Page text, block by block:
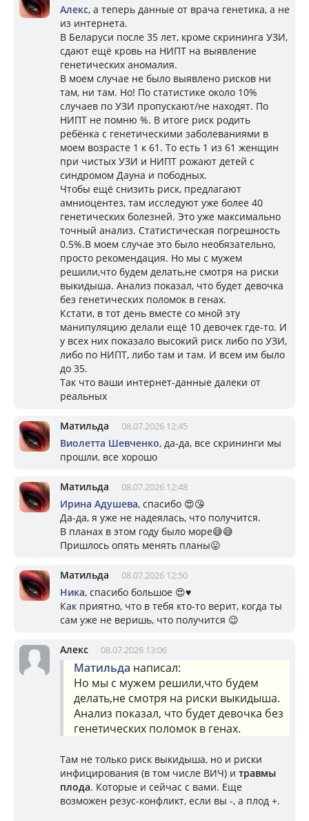
Алекс, а теперь данные от врача генетика, а не
из интернета.
В Беларуси после 35 лет, кроме скрининга УЗИ,
сдают ещё кровь на НИПТ на выявление
генетических аномалия.
В моем случае не было выявлено рисков ни
там, ни там. Но! По статистике около 10%
случаев по УЗИ пропускают/не находят. По
НИПТ не помню %. В итоге риск родить
ребёнка с генетическими заболеваниями в
моем возрасте 1 к 61. То есть 1 из 61 женщин
при чистых УЗИ и НИПТ рожают детей с
синдромом Дауна и пободных.
Чтобы ещё снизить риск, предлагают
амниоцентез, там исследуют уже более 40
генетических болезней. Это уже максимально
точный анализ. Статистическая погрешность
0.5%.В моем случае это было необязательно,
просто рекомендация. Но мы с мужем
решили,что будем делать,не смотря на риски
выкидыша. Анализ показал, что будет девочка
без генетических поломок в генах.
Кстати, в тот день вместе со мной эту
манипуляцию делали ещё 10 девочек где-то. И
у всех них показало высокий риск либо по УЗИ,
либо по НИПТ, либо там и там. И всем им было
до 35.
Так что ваши интернет-данные далеки от
реальных
Матильда 08.07.2026 12:45
Виолетта Шевченко, да-да, все скрининги мы
прошли, все хорошо
Матильда 08.07.2026 12:48
Ирина Адушева, спасибо 😍😘
Да-да, я уже не надеялась, что получится.
В планах в этом году было море😅😅
Пришлось опять менять планы😛
Матильда 08.07.2026 12:50
Ника, спасибо большое 😍♥️
Как приятно, что в тебя кто-то верит, когда ты
сам уже не веришь, что получится 😉
Алекс 08.07.2026 13:06
Матильда написал:
Но мы с мужем решили,что будем
делать,не смотря на риски выкидыша.
Анализ показал, что будет девочка без
генетических поломок в генах.
Там не только риск выкидыша, но и риски
инфицирования (в том числе ВИЧ) и травмы
плода. Которые и сейчас с вами. Еще
возможен резус-конфликт, если вы -, а плод +.